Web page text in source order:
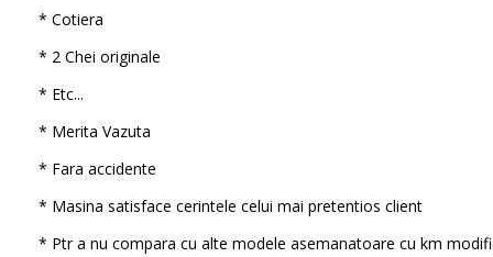
* Cotiera
* 2 Chei originale
* Etc...
* Merita Vazuta
* Fara accidente
* Masina satisface cerintele celui mai pretentios client
* Ptr a nu compara cu alte modele asemanatoare cu km